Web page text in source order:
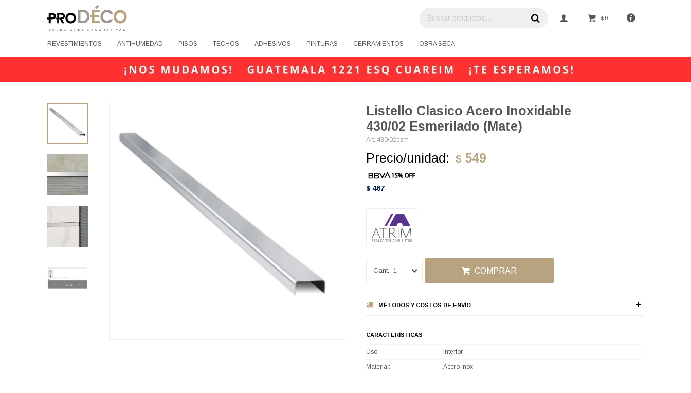
REVESTIMIENTOS ANTIHUMEDAD PISOS TECHOS ADHESIVOS PINTURAS CERRAMIENTOS OBRA SECA
$ 0
Listello Clasico Acero Inoxidable
430/02 Esmerilado (Mate)
430/02esm
Precio/unidad: $ 549
$ 467
1 COMPRAR
MÉTODOS Y COSTOS DE ENVÍO
CARACTERÍSTICAS
Uso Interior
Material Acero inox